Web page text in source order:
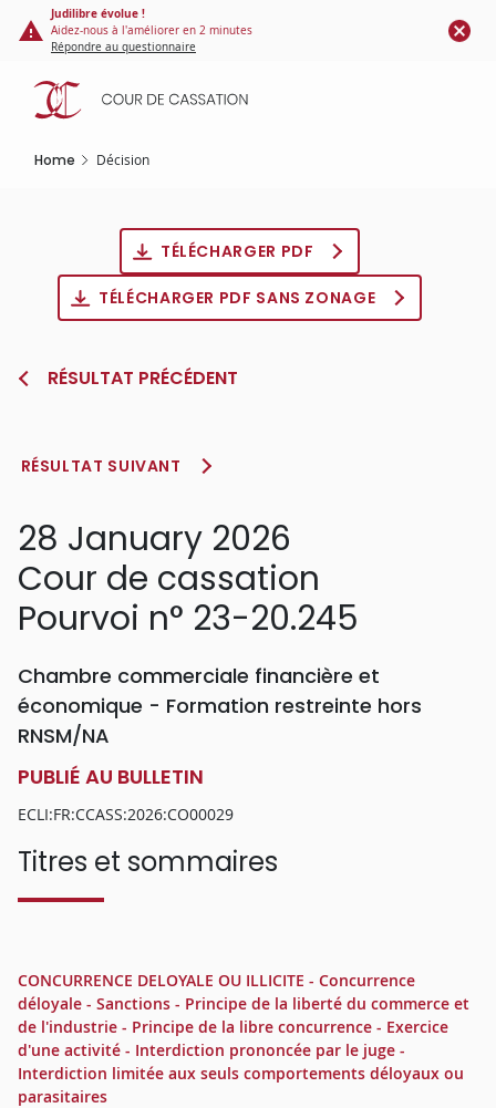
Cookies management panel
content
Judilibre évolue !
Aidez-nous à l'améliorer en 2 minutes
Répondre au questionnaire
Home Décision
TÉLÉCHARGER PDF
TÉLÉCHARGER PDF SANS ZONAGE
RÉSULTAT PRÉCÉDENT
RÉSULTAT SUIVANT
28 January 2026
Cour de cassation
Pourvoi n° 23-20.245
Chambre commerciale financière et
économique - Formation restreinte hors
RNSM/NA
PUBLIÉ AU BULLETIN
ECLI:FR:CCASS:2026:CO00029
Titres et sommaires
CONCURRENCE DELOYALE OU ILLICITE - Concurrence
déloyale - Sanctions - Principe de la liberté du commerce et
de l'industrie - Principe de la libre concurrence - Exercice
d'une activité - Interdiction prononcée par le juge -
Interdiction limitée aux seuls comportements déloyaux ou
parasitaires